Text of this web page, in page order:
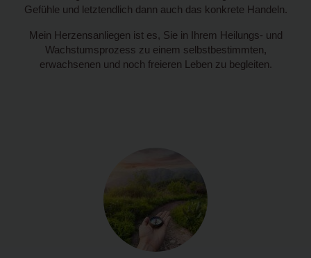
Gefühle und letztendlich dann auch das konkrete Handeln.
Mein Herzensanliegen ist es, Sie in Ihrem Heilungs- und
Wachstumsprozess zu einem selbstbestimmten,
erwachsenen und noch freieren Leben zu begleiten.